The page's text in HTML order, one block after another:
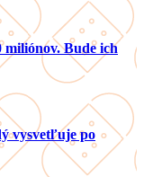
miliónov. Bude ich
vysvetľuje po